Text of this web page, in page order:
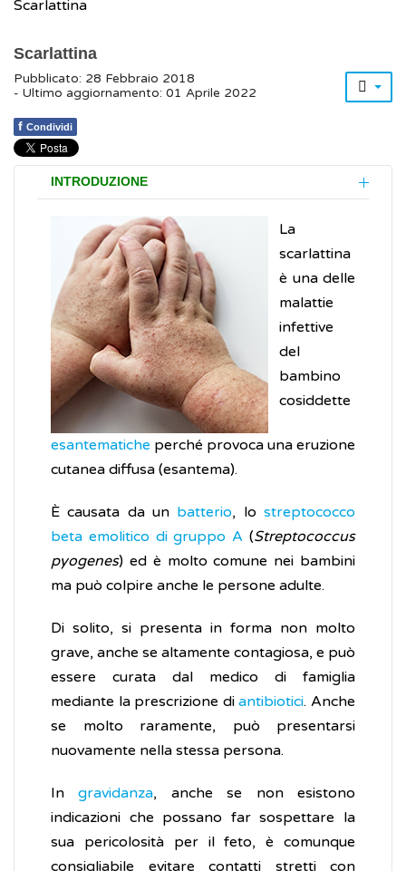
Scarlattina
Scarlattina
Pubblicato: 28 Febbraio 2018
- Ultimo aggiornamento: 01 Aprile 2022
f Condividi
INTRODUZIONE
La
scarlattina
è una delle
malattie
infettive
del
bambino
cosiddette
esantematiche perché provoca una eruzione
cutanea diffusa (esantema).
È causata da un batterio, lostreptococco
beta emolitico di gruppo A (Streptococcus
pyogenes) ed è molto comune nei bambini
ma può colpire anche le persone adulte.
Di solito, si presenta in forma non molto
grave, anche se altamente contagiosa, e può
essere curata dal medico di famiglia
mediante la prescrizione diantibiotici. Anche
se molto raramente, può presentarsi
nuovamente nella stessa persona.
Ingravidanza, anche se non esistono
indicazioni che possano far sospettare la
sua pericolosità per il feto, è comunque
consigliabile evitare contatti stretti con